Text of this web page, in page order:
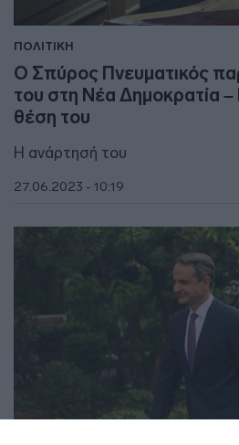
ΠΟΛΙΤΙΚΗ
Ο Σπύρος Πνευματικός
του στη Νέα Δημοκρατία –
θέση του
Η ανάρτησή του
27.06.2023 - 10:19